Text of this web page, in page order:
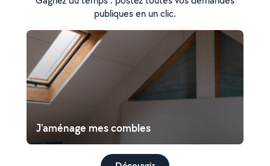
publiques en un clic.
J'aménage mes combles